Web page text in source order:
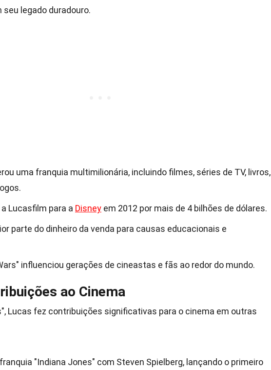
legado duradouro.
uma franquia multimilionária, incluindo filmes, séries de TV, livros,
Lucasfilm para a Disney em 2012 por mais de 4 bilhões de dólares.
parte do dinheiro da venda para causas educacionais e
influenciou gerações de cineastas e fãs ao redor do mundo.
ao Cinema
Lucas fez contribuições significativas para o cinema em outras
"Indiana Jones" com Steven Spielberg, lançando o primeiro